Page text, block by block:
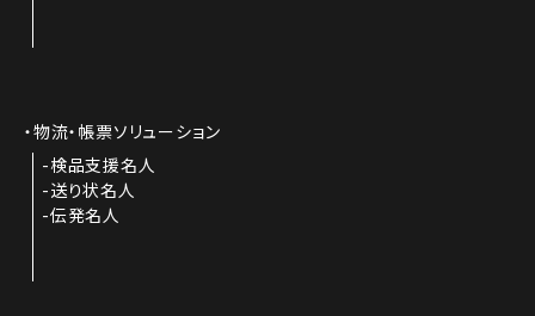
物流・帳票ソリューション
検品支援名人
送り状名人
伝発名人